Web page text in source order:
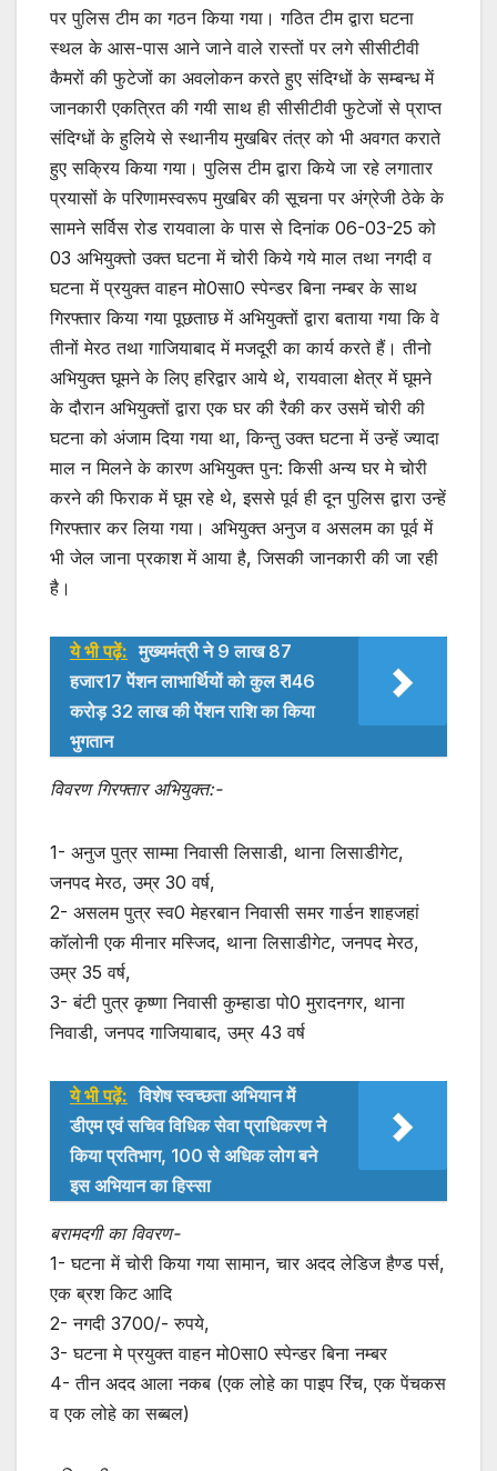
पर पुलिस टीम का गठन किया गया। गठित टीम द्वारा घटना
स्थल के आस-पास आने जाने वाले रास्तों पर लगे सीसीटीवी
कैमरों की फुटेजों का अवलोकन करते हुए संदिग्धों के सम्बन्ध में
जानकारी एकत्रित की गयी साथ ही सीसीटीवी फुटेजों से प्राप्त
संदिग्धों के हुलिये से स्थानीय मुखबिर तंत्र को भी अवगत कराते
हुए सक्रिय किया गया। पुलिस टीम द्वारा किये जा रहे लगातार
प्रयासों के परिणामस्वरूप मुखबिर की सूचना पर अंग्रेजी ठेके के
सामने सर्विस रोड रायवाला के पास से दिनांक 06-03-25 को
03 अभियुक्तो उक्त घटना में चोरी किये गये माल तथा नगदी व
घटना में प्रयुक्त वाहन मो0सा0 स्पेन्डर बिना नम्बर के साथ
गिरफ्तार किया गया पूछताछ में अभियुक्तों द्वारा बताया गया कि वे
तीनों मेरठ तथा गाजियाबाद में मजदूरी का कार्य करते हैं। तीनो
अभियुक्त घूमने के लिए हरिद्वार आये थे, रायवाला क्षेत्र में घूमने
के दौरान अभियुक्तों द्वारा एक घर की रैकी कर उसमें चोरी की
घटना को अंजाम दिया गया था, किन्तु उक्त घटना में उन्हें ज्यादा
माल न मिलने के कारण अभियुक्त पुन: किसी अन्य घर मे चोरी
करने की फिराक में घूम रहे थे, इससे पूर्व ही दून पुलिस द्वारा उन्हें
गिरफ्तार कर लिया गया। अभियुक्त अनुज व असलम का पूर्व में
भी जेल जाना प्रकाश में आया है, जिसकी जानकारी की जा रही
है।
ये भी पढ़ें: मुख्यमंत्री ने 9 लाख 87
हजार17 पेंशन लाभार्थियों को कुल ₹ 146
करोड़ 32 लाख की पेंशन राशि का किया
भुगतान
विवरण गिरफ्तार अभियुक्त:-
1- अनुज पुत्र साम्मा निवासी लिसाडी, थाना लिसाडीगेट,
जनपद मेरठ, उम्र 30 वर्ष,
2- असलम पुत्र स्व0 मेहरबान निवासी समर गार्डन शाहजहां
कॉलोनी एक मीनार मस्जिद, थाना लिसाडीगेट, जनपद मेरठ,
उम्र 35 वर्ष,
3- बंटी पुत्र कृष्णा निवासी कुम्हाडा पो0 मुरादनगर, थाना
निवाडी, जनपद गाजियाबाद, उम्र 43 वर्ष
ये भी पढ़ें: विशेष स्वच्छता अभियान में
डीएम एवं सचिव विधिक सेवा प्राधिकरण ने
किया प्रतिभाग, 100 से अधिक लोग बने
इस अभियान का हिस्सा
बरामदगी का विवरण-
1- घटना में चोरी किया गया सामान, चार अदद लेडिज हैण्ड पर्स,
एक ब्रश किट आदि
2- नगदी 3700/- रुपये,
3- घटना मे प्रयुक्त वाहन मो0सा0 स्पेन्डर बिना नम्बर
4- तीन अदद आला नकब (एक लोहे का पाइप रिंच, एक पेंचकस
व एक लोहे का सब्बल)